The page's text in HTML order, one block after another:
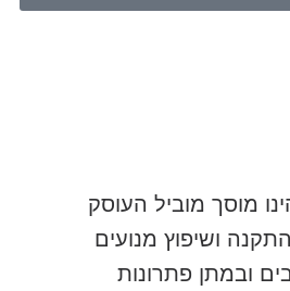
מוסך מוביל העוסק
ושיפוץ מנועים
ובמתן פתרונות